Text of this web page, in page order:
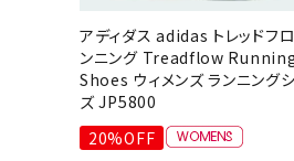
アディダス adidas トレッドフ
ンニング Treadflow
Shoes ウィメンズ ランニング
ズ JP5800
20%OFF